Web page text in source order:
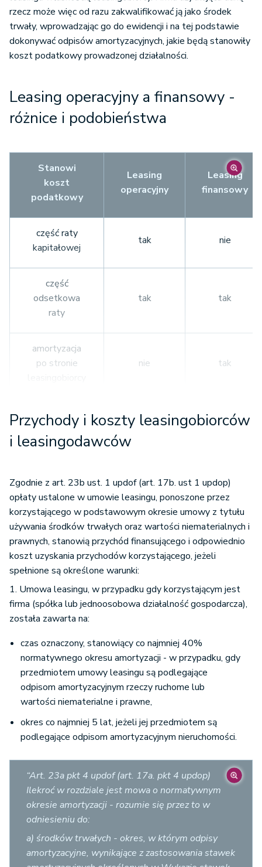
rzecz może więc od razu zakwalifikować ją jako środek
trwały, wprowadzając go do ewidencji i na tej podstawie
dokonywać odpisów amortyzacyjnych, jakie będą stanowiły
koszt podatkowy prowadzonej działalności.
Leasing operacyjny a finansowy -
różnice i podobieństwa
Stanowi
koszt
podatkowy
Leasing
operacyjny
Leasing
finansowy
część raty
kapitałowej
tak nie
część
odsetkowa
raty
tak tak
amortyzacja
po stronie
nie tak
amortyzacja
po stronie
leasingodawcy
tak nie
wydatki na
bieżącą
eksploatację
tak tak
limit -
kilometrówka
nie
ubezpieczenie tak tak
Przychody i koszty leasingobiorców
i leasingodawców
Zgodnie z art. 23b ust. 1 updof (art. 17b. ust 1 updop)
opłaty ustalone w umowie leasingu, ponoszone przez
korzystającego w podstawowym okresie umowy z tytułu
używania środków trwałych oraz wartości niematerialnych i
prawnych, stanowią przychód finansującego i odpowiednio
koszt uzyskania przychodów korzystającego, jeżeli
spełnione są określone warunki:
1. Umowa leasingu, w przypadku gdy korzystającym jest
firma (spółka lub jednoosobowa działalność gospodarcza),
została zawarta na:
czas oznaczony, stanowiący co najmniej 40%
normatywnego okresu amortyzacji - w przypadku, gdy
przedmiotem umowy leasingu są podlegające
odpisom amortyzacyjnym rzeczy ruchome lub
wartości niematerialne i prawne,
okres co najmniej 5 lat, jeżeli jej przedmiotem są
podlegające odpisom amortyzacyjnym nieruchomości.
“Art. 23a pkt 4 updof (art. 17a. pkt 4 updop)
Ilekroć w rozdziale jest mowa o normatywnym
okresie amortyzacji - rozumie się przez to w
odniesieniu do:
a) środków trwałych - okres, w którym odpisy
amortyzacyjne, wynikające z zastosowania stawek